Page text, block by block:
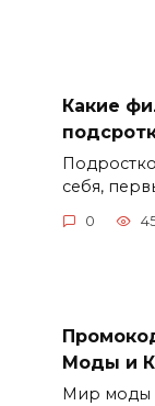
Какие
себя,
0
Моды и
Мир моды